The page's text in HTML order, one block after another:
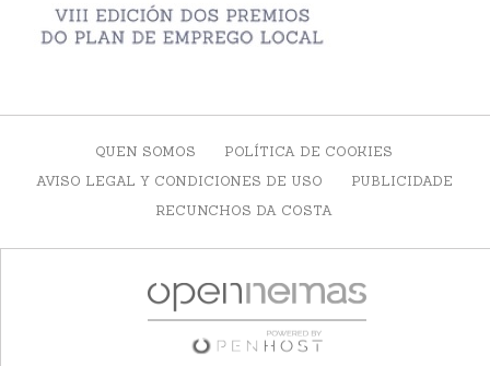
QUEN SOMOS
POLÍTICA DE COOKIES
AVISO LEGAL Y CONDICIONES DE USO
PUBLICIDADE
RECUNCHOS DA COSTA